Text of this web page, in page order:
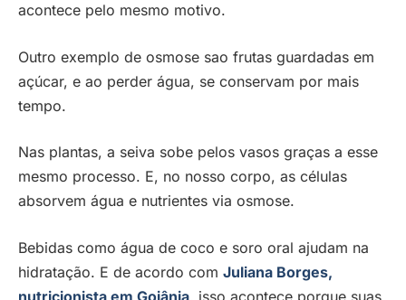
acontece pelo mesmo motivo.
Outro exemplo de osmose sao frutas guardadas em
açúcar, e ao perder água, se conservam por mais
tempo.
Nas plantas, a seiva sobe pelos vasos graças a esse
mesmo processo. E, no nosso corpo, as células
absorvem água e nutrientes via osmose.
Bebidas como água de coco e soro oral ajudam na
hidratação. E de acordo com Juliana Borges,
nutricionista em Goiânia, isso acontece porque suas